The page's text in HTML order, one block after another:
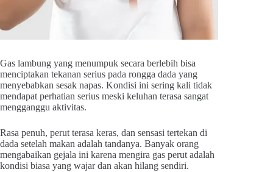
Gas lambung yang menumpuk secara berlebih bisa
menciptakan tekanan serius pada rongga dada yang
menyebabkan sesak napas. Kondisi ini sering kali tidak
mendapat perhatian serius meski keluhan terasa sangat
mengganggu aktivitas.
Rasa penuh, perut terasa keras, dan sensasi tertekan di
dada setelah makan adalah tandanya. Banyak orang
mengabaikan gejala ini karena mengira gas perut adalah
kondisi biasa yang wajar dan akan hilang sendiri.